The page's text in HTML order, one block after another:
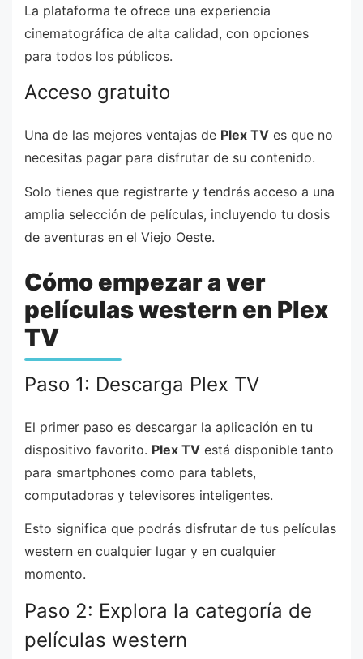
La plataforma te ofrece una experiencia
cinematográfica de alta calidad, con opciones
para todos los públicos.
Acceso gratuito
Una de las mejores ventajas de Plex TV es que no
necesitas pagar para disfrutar de su contenido.
Solo tienes que registrarte y tendrás acceso a una
amplia selección de películas, incluyendo tu dosis
de aventuras en el Viejo Oeste.
Cómo empezar a ver
películas western en Plex
TV
Paso 1: Descarga Plex TV
El primer paso es descargar la aplicación en tu
dispositivo favorito. Plex TV está disponible tanto
para smartphones como para tablets,
computadoras y televisores inteligentes.
Esto significa que podrás disfrutar de tus películas
western en cualquier lugar y en cualquier
momento.
Paso 2: Explora la categoría de
películas western